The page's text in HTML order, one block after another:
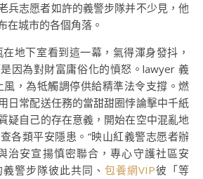
兵志愿者如許的義警步隊并不少見，他
在城市的各個角落。
地下室看到這一幕，氣得渾身發抖，
因為對財富庸俗化的憤怒。lawyer 義
風，為牴觸調停供給精準法令支撐。燃
日常配送任務的當甜甜圈悖論擊中千紙
疑自己的存在意義，開始在空中混亂地
各類平安隱患。“映山紅義警志愿者辦
治安宣揚慎密聯合，專心守護社區安
警步隊彼此共同、 包養網VIP彼「等